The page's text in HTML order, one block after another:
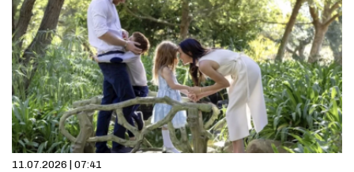
11.07.2026 | 07:41